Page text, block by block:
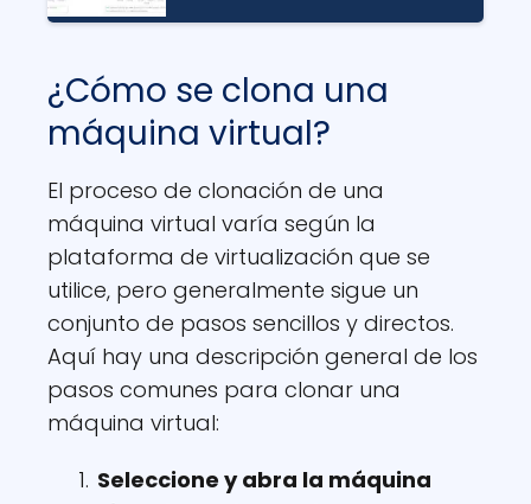
¿Cómo se clona una
máquina virtual?
El proceso de clonación de una
máquina virtual varía según la
plataforma de virtualización que se
utilice, pero generalmente sigue un
conjunto de pasos sencillos y directos.
Aquí hay una descripción general de los
pasos comunes para clonar una
máquina virtual:
Seleccione y abra la máquina